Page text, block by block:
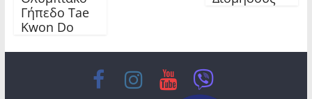
Γήπεδο Tae
Kwon Do